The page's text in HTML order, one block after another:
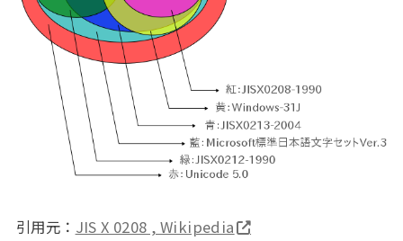
引用元： JIS X 0208 , Wikipedia